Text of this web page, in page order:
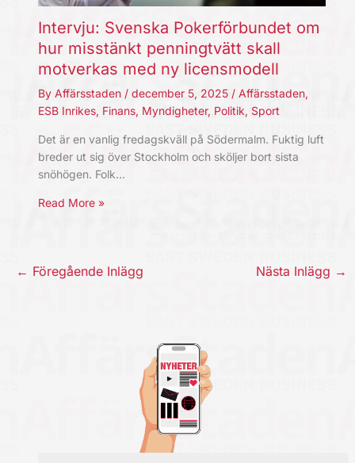
Intervju: Svenska Pokerförbundet om
hur misstänkt penningtvätt skall
motverkas med ny licensmodell
By Affärsstaden / december 5, 2025 / Affärsstaden,
ESB Inrikes, Finans, Myndigheter, Politik, Sport
Det är en vanlig fredagskväll på Södermalm. Fuktig luft
breder ut sig över Stockholm och sköljer bort sista
snöhögen. Folk…
Read More »
← Föregående Inlägg Nästa Inlägg →